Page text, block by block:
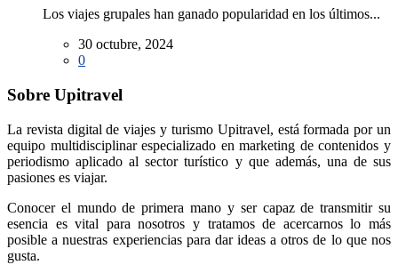
Los viajes grupales han ganado popularidad en los últimos...
30 octubre, 2024
0
Sobre Upitravel
La revista digital de viajes y turismo Upitravel, está formada por un
equipo multidisciplinar especializado en marketing de contenidos y
periodismo aplicado al sector turístico y que además, una de sus
pasiones es viajar.
Conocer el mundo de primera mano y ser capaz de transmitir su
esencia es vital para nosotros y tratamos de acercarnos lo más
posible a nuestras experiencias para dar ideas a otros de lo que nos
gusta.